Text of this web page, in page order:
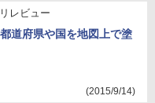
レビュー
道府県や国を地図上で塗
(2015/9/14)